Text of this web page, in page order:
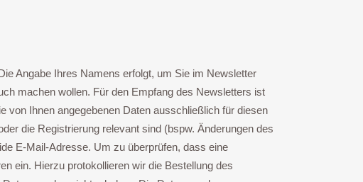
Angabe Ihres Namens erfolgt, um Sie im Newsletter
machen wollen. Für den Empfang des Newsletters ist
von Ihnen angegebenen Daten ausschließlich für diesen
die Registrierung relevant sind (bspw. Änderungen des
E-Mail-Adresse. Um zu überprüfen, dass eine
ein. Hierzu protokollieren wir die Bestellung des